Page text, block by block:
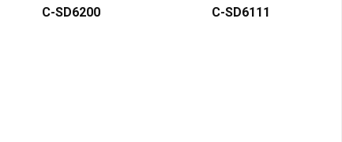
C-SD6200 C-SD6111